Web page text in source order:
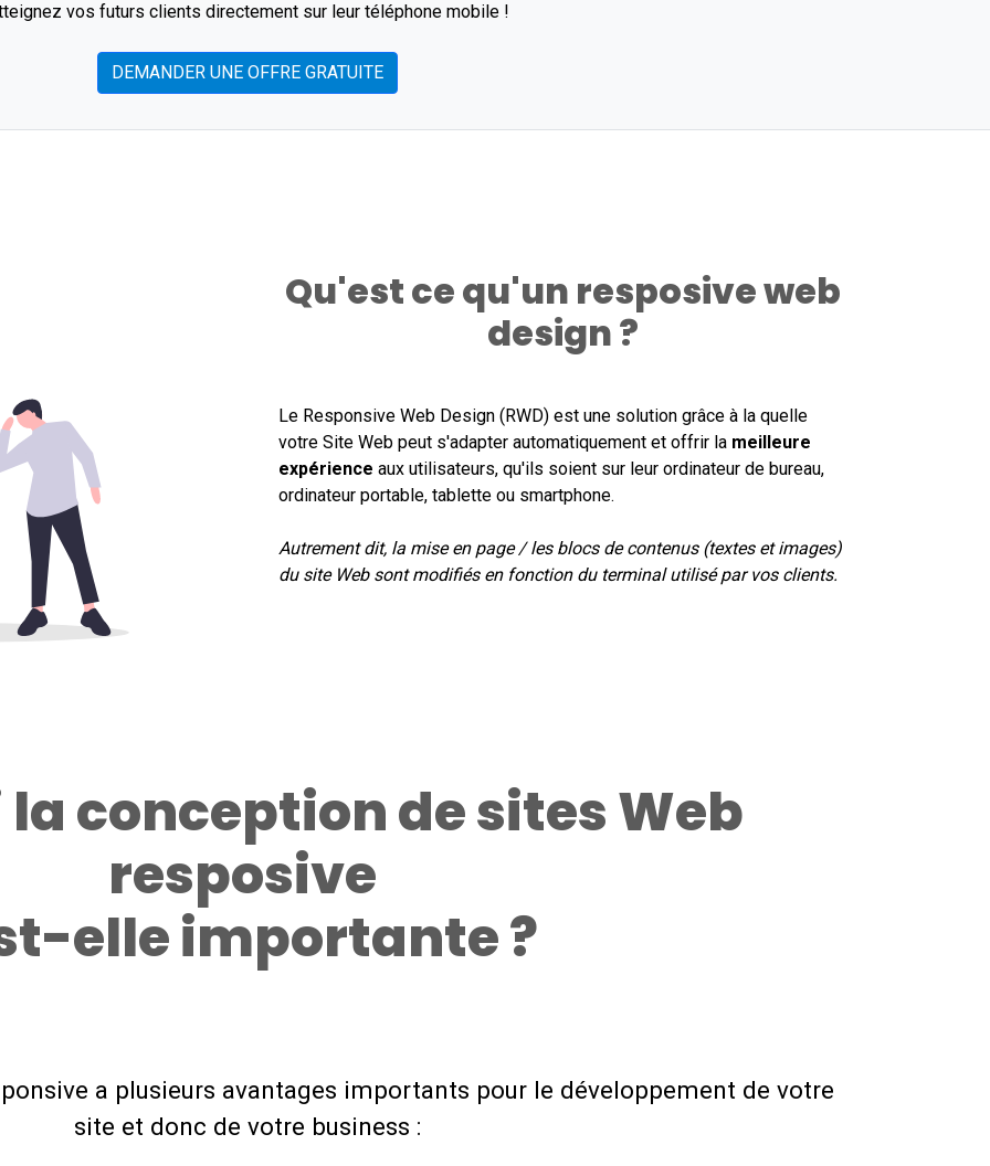
vos futurs clients directement sur leur téléphone mobile !
DEMANDER UNE OFFRE GRATUITE
Qu'est ce qu'un resposive web
design ?
Le Responsive Web Design (RWD) est une solution grâce à la quelle
votre Site Web peut s'adapter automatiquement et offrir la meilleure
expérience aux utilisateurs, qu'ils soient sur leur ordinateur de bureau,
ordinateur portable, tablette ou smartphone.
Autrement dit, la mise en page / les blocs de contenus (textes et images)
du site Web sont modifiés en fonction du terminal utilisé par vos clients.
conception de sites Web
resposive
elle importante ?
a plusieurs avantages importants pour le développement de votre
site et donc de votre business :